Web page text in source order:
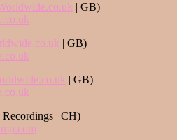
| GB)
| GB)
| GB)
Recordings | CH)
com